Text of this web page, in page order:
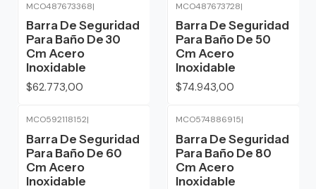
MCO487673368|
Barra De Seguridad
Para Baño De 30
Cm Acero
Inoxidable
$62.773,00
MCO487673728|
Barra De Seguridad
Para Baño De 50
Cm Acero
Inoxidable
$74.943,00
MCO592118152|
Barra De Seguridad
Para Baño De 60
Cm Acero
Inoxidable
MCO574886915|
Barra De Seguridad
Para Baño De 80
Cm Acero
Inoxidable